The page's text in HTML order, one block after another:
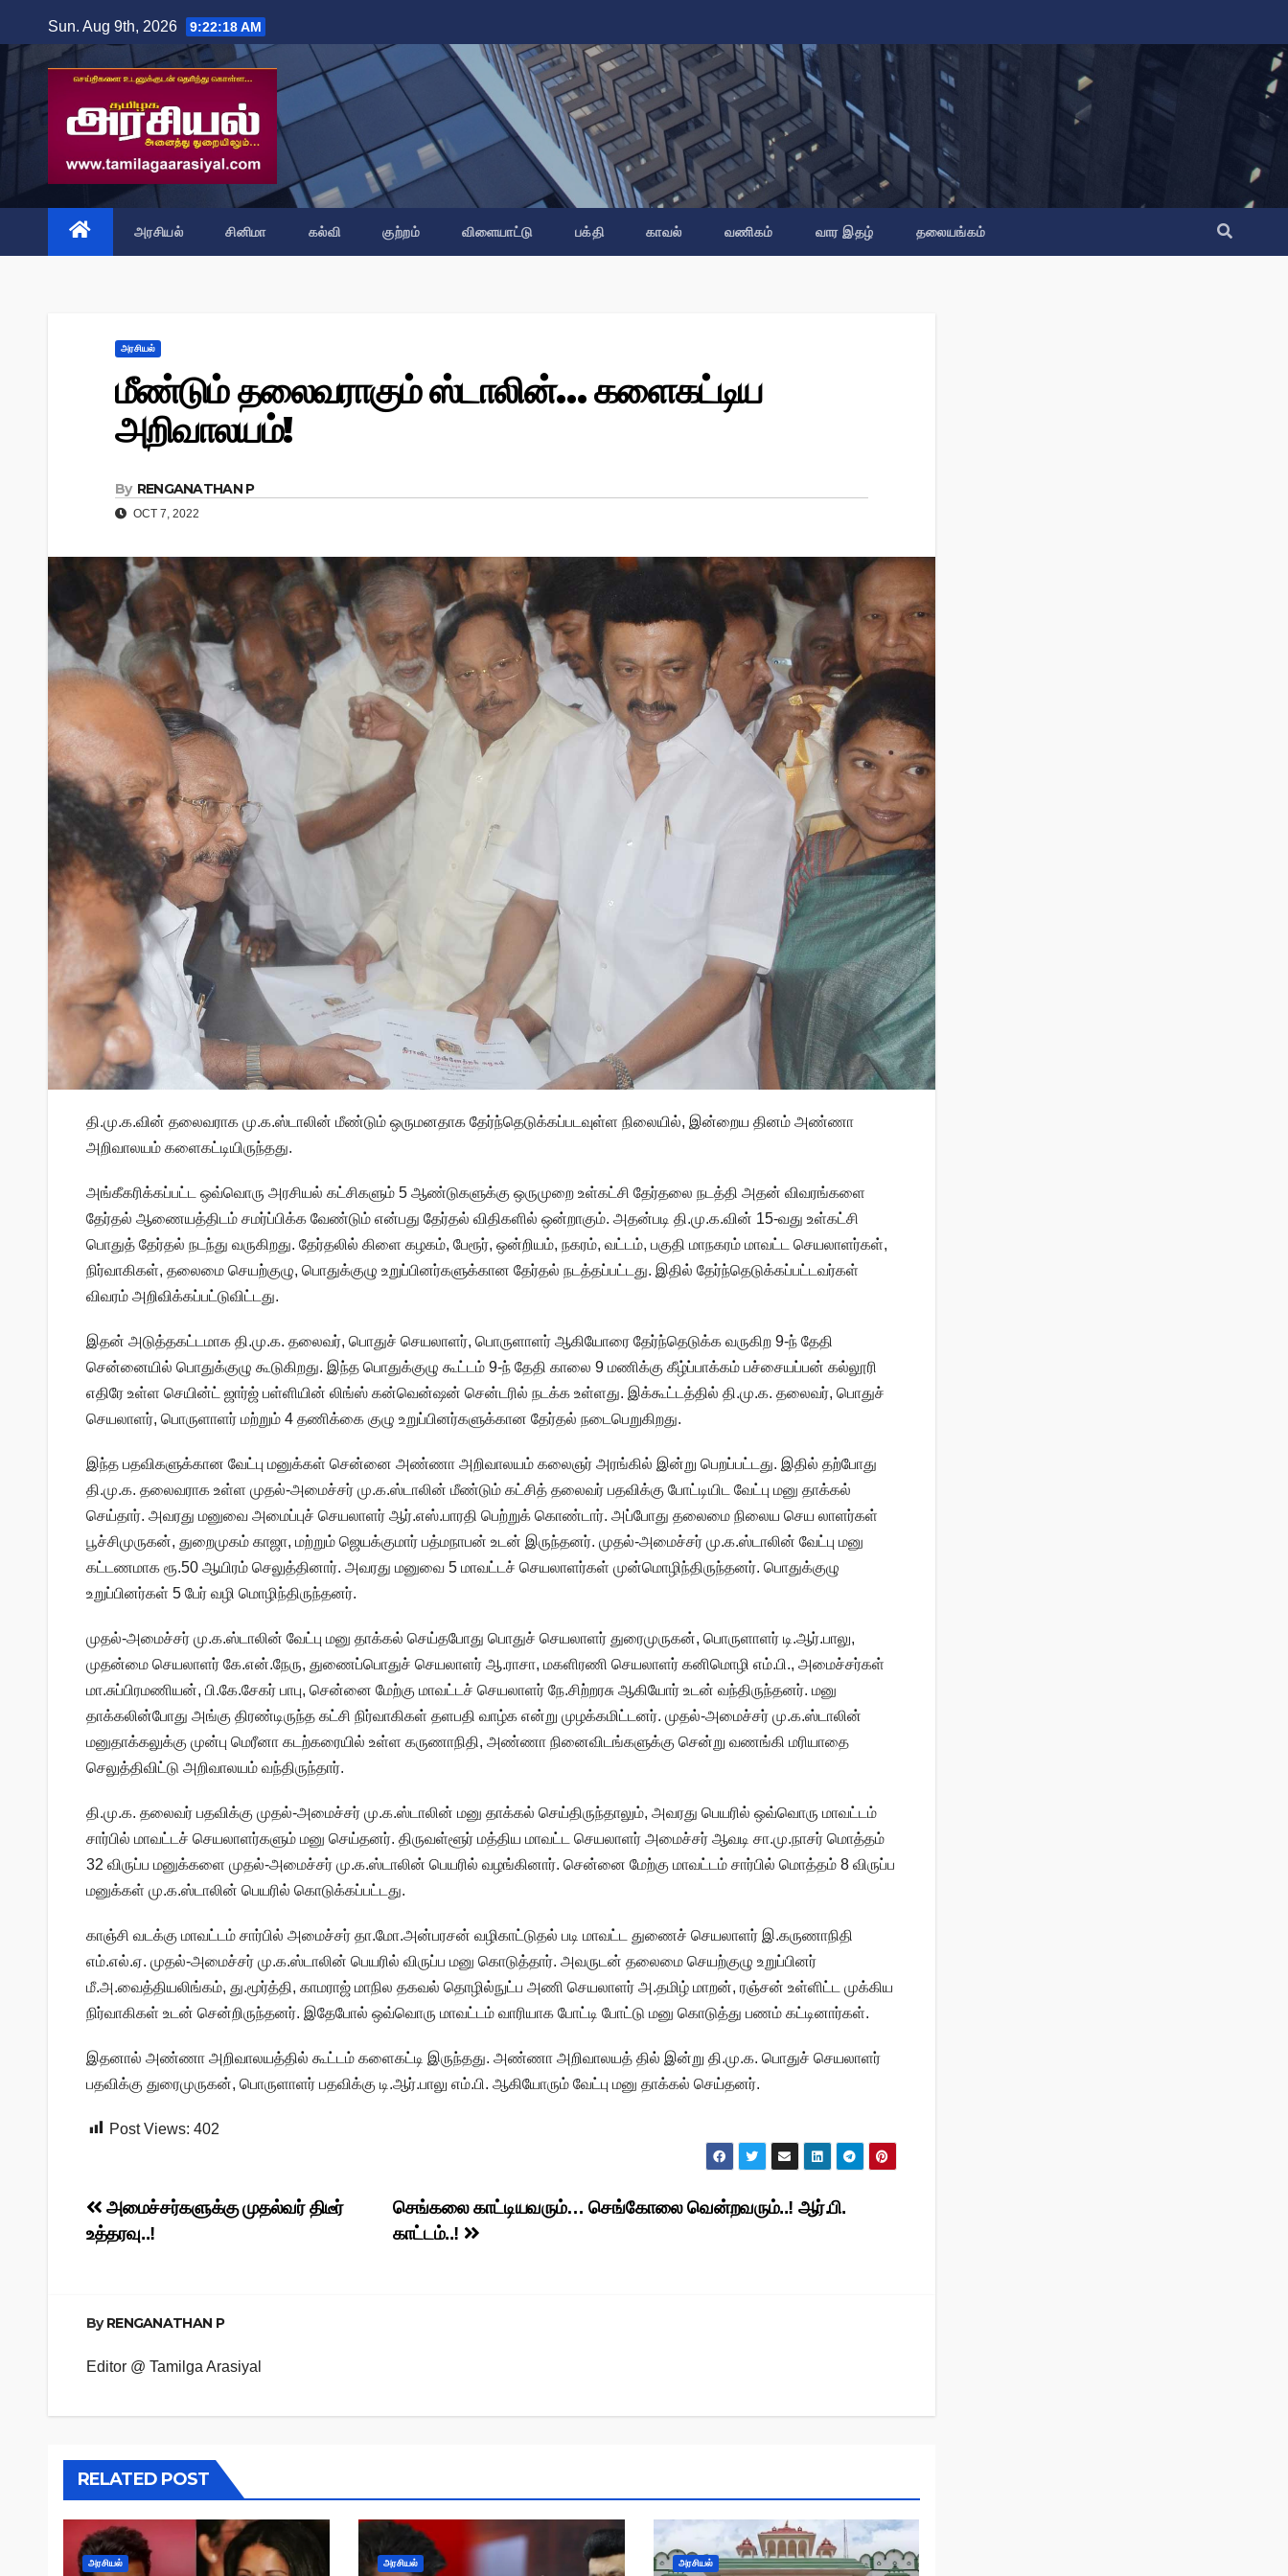
to
content
Sun. Aug 9th, 2026 9:22:19 AM
அரசியல் சினிமா கல்வி குற்றம் விளையாட்டு பக்தி காவல் வணிகம் வார இதழ் தலையங்கம்
அரசியல்
மீண்டும் தலைவராகும் ஸ்டாலின்… களைகட்டிய
அறிவாலயம்!
By RENGANATHAN P
OCT 7, 2022
தி.மு.க.வின் தலைவராக மு.க.ஸ்டாலின் மீண்டும் ஒருமனதாக தேர்ந்தெடுக்கப்படவுள்ள நிலையில், இன்றைய தினம் அண்ணா
அறிவாலயம் களைகட்டியிருந்தது.
அங்கீகரிக்கப்பட்ட ஒவ்வொரு அரசியல் கட்சிகளும் 5 ஆண்டுகளுக்கு ஒருமுறை உள்கட்சி தேர்தலை நடத்தி அதன் விவரங்களை
தேர்தல் ஆணையத்திடம் சமர்ப்பிக்க வேண்டும் என்பது தேர்தல் விதிகளில் ஒன்றாகும். அதன்படி தி.மு.க.வின் 15-வது உள்கட்சி
பொதுத் தேர்தல் நடந்து வருகிறது. தேர்தலில் கிளை கழகம், பேரூர், ஒன்றியம், நகரம், வட்டம், பகுதி மாநகரம் மாவட்ட செயலாளர்கள்,
நிர்வாகிகள், தலைமை செயற்குழு, பொதுக்குழு உறுப்பினர்களுக்கான தேர்தல் நடத்தப்பட்டது. இதில் தேர்ந்தெடுக்கப்பட்டவர்கள்
விவரம் அறிவிக்கப்பட்டுவிட்டது.
இதன் அடுத்தகட்டமாக தி.மு.க. தலைவர், பொதுச் செயலாளர், பொருளாளர் ஆகியோரை தேர்ந்தெடுக்க வருகிற 9-ந் தேதி
சென்னையில் பொதுக்குழு கூடுகிறது. இந்த பொதுக்குழு கூட்டம் 9-ந் தேதி காலை 9 மணிக்கு கீழ்ப்பாக்கம் பச்சையப்பன் கல்லூரி
எதிரே உள்ள செயின்ட் ஜார்ஜ் பள்ளியின் லிங்ஸ் கன்வென்ஷன் சென்டரில் நடக்க உள்ளது. இக்கூட்டத்தில் தி.மு.க. தலைவர், பொதுச்
செயலாளர், பொருளாளர் மற்றும் 4 தணிக்கை குழு உறுப்பினர்களுக்கான தேர்தல் நடைபெறுகிறது.
இந்த பதவிகளுக்கான வேட்பு மனுக்கள் சென்னை அண்ணா அறிவாலயம் கலைஞர் அரங்கில் இன்று பெறப்பட்டது. இதில் தற்போது
தி.மு.க. தலைவராக உள்ள முதல்-அமைச்சர் மு.க.ஸ்டாலின் மீண்டும் கட்சித் தலைவர் பதவிக்கு போட்டியிட வேட்பு மனு தாக்கல்
செய்தார். அவரது மனுவை அமைப்புச் செயலாளர் ஆர்.எஸ்.பாரதி பெற்றுக் கொண்டார். அப்போது தலைமை நிலைய செய லாளர்கள்
பூச்சிமுருகன், துறைமுகம் காஜா, மற்றும் ஜெயக்குமார் பத்மநாபன் உடன் இருந்தனர். முதல்-அமைச்சர் மு.க.ஸ்டாலின் வேட்பு மனு
கட்டணமாக ரூ.50 ஆயிரம் செலுத்தினார். அவரது மனுவை 5 மாவட்டச் செயலாளர்கள் முன்மொழிந்திருந்தனர். பொதுக்குழு
உறுப்பினர்கள் 5 பேர் வழி மொழிந்திருந்தனர்.
முதல்-அமைச்சர் மு.க.ஸ்டாலின் வேட்பு மனு தாக்கல் செய்தபோது பொதுச் செயலாளர் துரைமுருகன், பொருளாளர் டி.ஆர்.பாலு,
முதன்மை செயலாளர் கே.என்.நேரு, துணைப்பொதுச் செயலாளர் ஆ.ராசா, மகளிரணி செயலாளர் கனிமொழி எம்.பி., அமைச்சர்கள்
மா.சுப்பிரமணியன், பி.கே.சேகர் பாபு, சென்னை மேற்கு மாவட்டச் செயலாளர் நே.சிற்றரசு ஆகியோர் உடன் வந்திருந்தனர். மனு
தாக்கலின்போது அங்கு திரண்டிருந்த கட்சி நிர்வாகிகள் தளபதி வாழ்க என்று முழக்கமிட்டனர். முதல்-அமைச்சர் மு.க.ஸ்டாலின்
மனுதாக்கலுக்கு முன்பு மெரீனா கடற்கரையில் உள்ள கருணாநிதி, அண்ணா நினைவிடங்களுக்கு சென்று வணங்கி மரியாதை
செலுத்திவிட்டு அறிவாலயம் வந்திருந்தார்.
தி.மு.க. தலைவர் பதவிக்கு முதல்-அமைச்சர் மு.க.ஸ்டாலின் மனு தாக்கல் செய்திருந்தாலும், அவரது பெயரில் ஒவ்வொரு மாவட்டம்
சார்பில் மாவட்டச் செயலாளர்களும் மனு செய்தனர். திருவள்ளூர் மத்திய மாவட்ட செயலாளர் அமைச்சர் ஆவடி சா.மு.நாசர் மொத்தம்
32 விருப்ப மனுக்களை முதல்-அமைச்சர் மு.க.ஸ்டாலின் பெயரில் வழங்கினார். சென்னை மேற்கு மாவட்டம் சார்பில் மொத்தம் 8 விருப்ப
மனுக்கள் மு.க.ஸ்டாலின் பெயரில் கொடுக்கப்பட்டது.
காஞ்சி வடக்கு மாவட்டம் சார்பில் அமைச்சர் தா.மோ.அன்பரசன் வழிகாட்டுதல் படி மாவட்ட துணைச் செயலாளர் இ.கருணாநிதி
எம்.எல்.ஏ. முதல்-அமைச்சர் மு.க.ஸ்டாலின் பெயரில் விருப்ப மனு கொடுத்தார். அவருடன் தலைமை செயற்குழு உறுப்பினர்
மீ.அ.வைத்தியலிங்கம், து.மூர்த்தி, காமராஜ் மாநில தகவல் தொழில்நுட்ப அணி செயலாளர் அ.தமிழ் மாறன், ரஞ்சன் உள்ளிட்ட முக்கிய
நிர்வாகிகள் உடன் சென்றிருந்தனர். இதேபோல் ஒவ்வொரு மாவட்டம் வாரியாக போட்டி போட்டு மனு கொடுத்து பணம் கட்டினார்கள்.
இதனால் அண்ணா அறிவாலயத்தில் கூட்டம் களைகட்டி இருந்தது. அண்ணா அறிவாலயத் தில் இன்று தி.மு.க. பொதுச் செயலாளர்
பதவிக்கு துரைமுருகன், பொருளாளர் பதவிக்கு டி.ஆர்.பாலு எம்.பி. ஆகியோரும் வேட்பு மனு தாக்கல் செய்தனர்.
Post Views: 402
Post
navigation
செங்கலை காட்டியவரும்… செங்கோலை வென்றவரும்..! ஆர்.பி.
காட்டம்..!
அமைச்சர்களுக்கு முதல்வர் திடீர்
உத்தரவு..!
ByRENGANATHAN P
Editor @ Tamilga Arasiyal
RELATED POST
அரசியல் அரசியல் அரசியல்